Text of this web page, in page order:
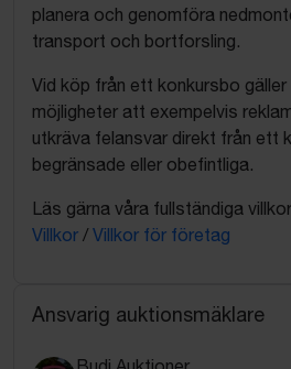
planera och genomföra
transport och bortforsling.
Vid köp från ett konkursbo gäller
möjligheter att exempelvis
utkräva felansvar direkt från ett
begränsade eller obefintliga.
Läs gärna våra fullständiga
Villkor / Villkor för företag
Ansvarig auktionsmäklare